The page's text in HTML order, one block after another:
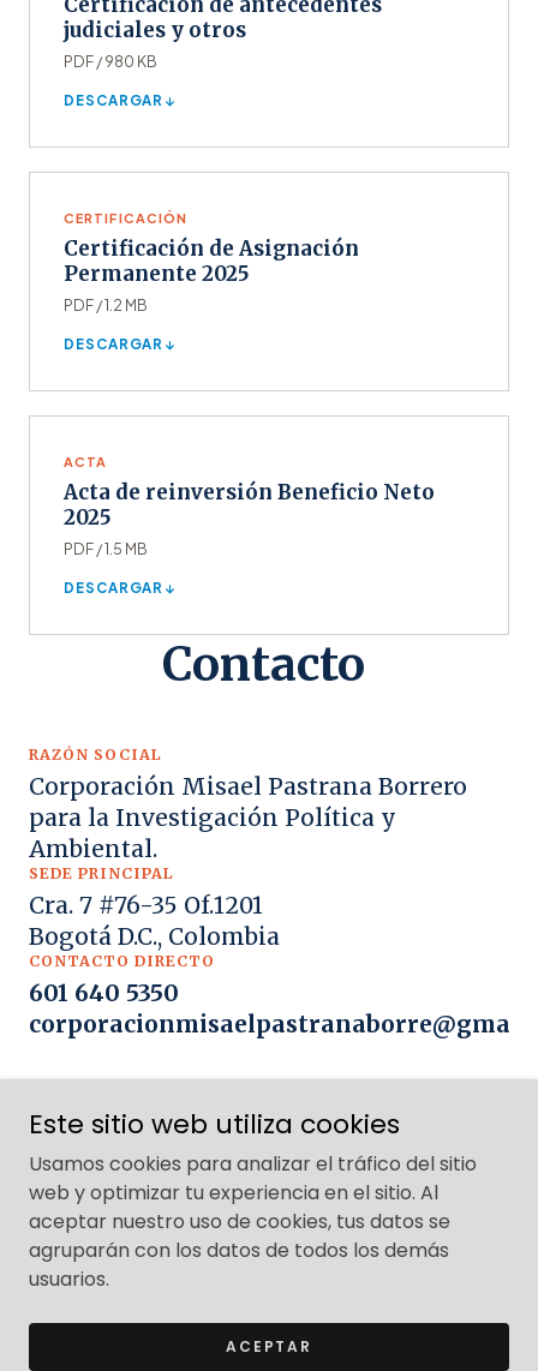
Este sitio web utiliza cookies
Usamos cookies para analizar el tráfico del sitio
web y optimizar tu experiencia en el sitio. Al
aceptar nuestro uso de cookies, tus datos se
agruparán con los datos de todos los demás
usuarios.
ACEPTAR